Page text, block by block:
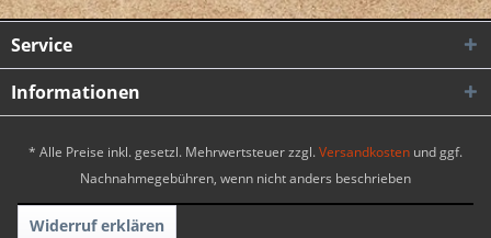
Service
Informationen
* Alle Preise inkl. gesetzl. Mehrwertsteuer zzgl.Versandkosten und ggf.
Nachnahmegebühren, wenn nicht anders beschrieben
Widerruf erklären